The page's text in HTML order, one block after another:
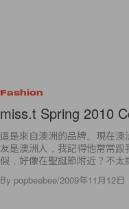
Fashion
miss.t Spring 2010
這是來自澳洲的品牌。現在
友是澳洲人，我記得他常常
假，好像在聖誕節附近？不
By popbeebee/2009年11月12日